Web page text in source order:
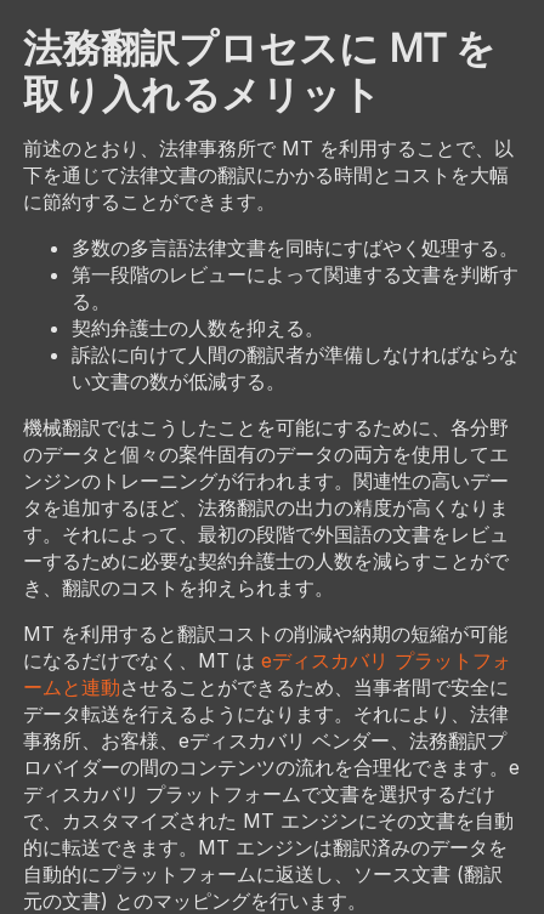
法務翻訳プロセスに MT を
取り入れるメリット
前述のとおり、法律事務所で MT を利用することで、以
下を通じて法律文書の翻訳にかかる時間とコストを大幅
に節約することができます。
多数の多言語法律文書を同時にすばやく処理する。
第一段階のレビューによって関連する文書を判断す
る。
契約弁護士の人数を抑える。
訴訟に向けて人間の翻訳者が準備しなければならな
い文書の数が低減する。
機械翻訳ではこうしたことを可能にするために、各分野
のデータと個々の案件固有のデータの両方を使用してエ
ンジンのトレーニングが行われます。関連性の高いデー
タを追加するほど、法務翻訳の出力の精度が高くなりま
す。それによって、最初の段階で外国語の文書をレビュ
ーするために必要な契約弁護士の人数を減らすことがで
き、翻訳のコストを抑えられます。
MT を利用すると翻訳コストの削減や納期の短縮が可能
になるだけでなく、MT は eディスカバリ プラットフォ
ームと連動させることができるため、当事者間で安全に
データ転送を行えるようになります。それにより、法律
事務所、お客様、eディスカバリ ベンダー、法務翻訳プ
ロバイダーの間のコンテンツの流れを合理化できます。e
ディスカバリ プラットフォームで文書を選択するだけ
で、カスタマイズされた MT エンジンにその文書を自動
的に転送できます。MT エンジンは翻訳済みのデータを
自動的にプラットフォームに返送し、ソース文書 (翻訳
元の文書) とのマッピングを行います。